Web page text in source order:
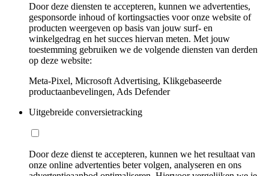
Door deze diensten te accepteren, kunnen we advertenties,
gesponsorde inhoud of kortingsacties voor onze website of
producten weergeven op basis van jouw surf- en
winkelgedrag en het succes hiervan meten. Met jouw
toestemming gebruiken we de volgende diensten van derden
op deze website:
Meta-Pixel, Microsoft Advertising, Klikgebaseerde
productaanbevelingen, Ads Defender
Uitgebreide conversietracking
Door deze dienst te accepteren, kunnen we het resultaat van
onze online advertenties beter volgen, analyseren en ons